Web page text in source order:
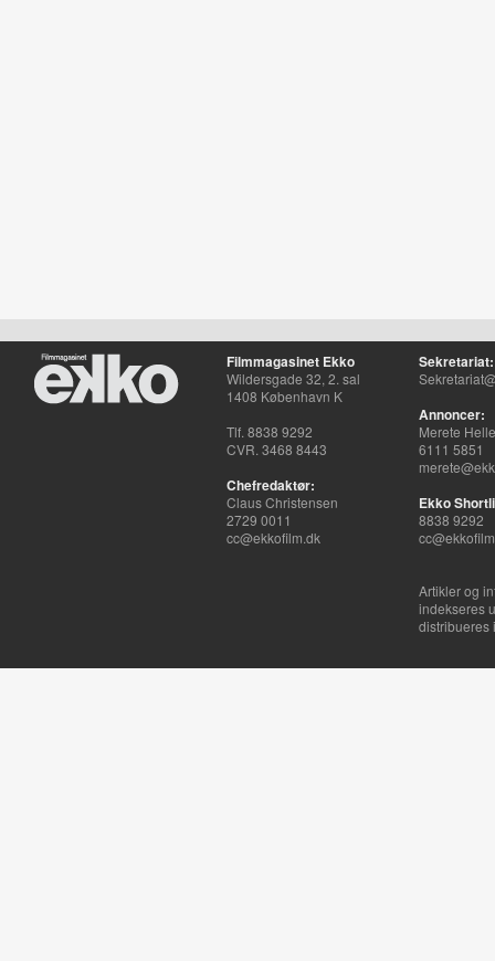
Filmmagasinet Ekko
Wildersgade 32, 2. sal
1408 København K
Tlf. 8838 9292
CVR. 3468 8443
Chefredaktør:
Claus Christensen
2729 0011
cc@ekkofilm.dk
Sekretariat:
Annoncer:
Merete
6111 5851
Ekko
8838 9292
Artikler og
indekseres
distribueres